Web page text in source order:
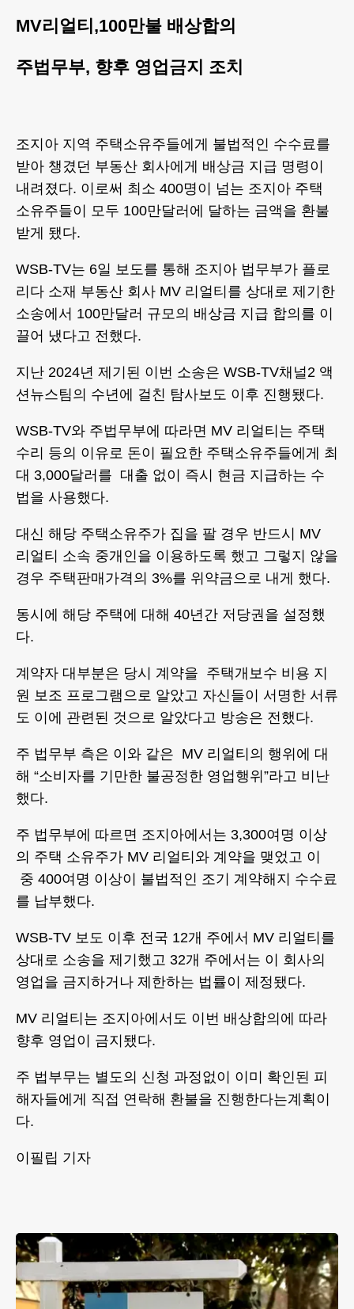
MV리얼티,100만불 배상합의
주법무부, 향후 영업금지 조치
조지아 지역 주택소유주들에게 불법적인 수수료를
받아 챙겼던 부동산 회사에게 배상금 지급 명령이
내려졌다. 이로써 최소 400명이 넘는 조지아 주택
소유주들이 모두 100만달러에 달하는 금액을 환불
받게 됐다.
WSB-TV는 6일 보도를 통해 조지아 법무부가 플로
리다 소재 부동산 회사 MV 리얼티를 상대로 제기한
소송에서 100만달러 규모의 배상금 지급 합의를 이
끌어 냈다고 전했다.
지난 2024년 제기된 이번 소송은 WSB-TV채널2 액
션뉴스팀의 수년에 걸친 탐사보도 이후 진행됐다.
WSB-TV와 주법무부에 따라면 MV 리얼티는 주택
수리 등의 이유로 돈이 필요한 주택소유주들에게 최
대 3,000달러를 대출 없이 즉시 현금 지급하는 수
법을 사용했다.
대신 해당 주택소유주가 집을 팔 경우 반드시 MV
리얼티 소속 중개인을 이용하도록 했고 그렇지 않을
경우 주택판매가격의 3%를 위약금으로 내게 했다.
동시에 해당 주택에 대해 40년간 저당권을 설정했
다.
계약자 대부분은 당시 계약을 주택개보수 비용 지
원 보조 프로그램으로 알았고 자신들이 서명한 서류
도 이에 관련된 것으로 알았다고 방송은 전했다.
주 법무부 측은 이와 같은 MV 리얼티의 행위에 대
해 “소비자를 기만한 불공정한 영업행위”라고 비난
했다.
주 법무부에 따르면 조지아에서는 3,300여명 이상
의 주택 소유주가 MV 리얼티와 계약을 맺었고 이
중 400여명 이상이 불법적인 조기 계약해지 수수료
를 납부했다.
WSB-TV 보도 이후 전국 12개 주에서 MV 리얼티를
상대로 소송을 제기했고 32개 주에서는 이 회사의
영업을 금지하거나 제한하는 법률이 제정됐다.
MV 리얼티는 조지아에서도 이번 배상합의에 따라
향후 영업이 금지됐다.
주 법부무는 별도의 신청 과정없이 이미 확인된 피
해자들에게 직접 연락해 환불을 진행한다는계획이
다.
이필립 기자